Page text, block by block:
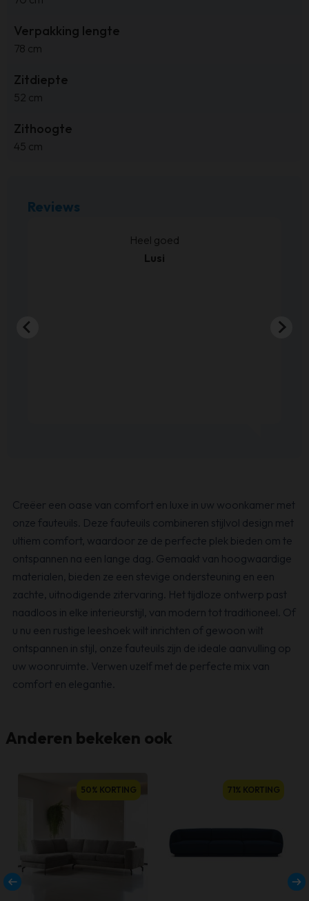
Verpakking lengte
78 cm
Zitdiepte
52 cm
Zithoogte
45 cm
Reviews
Heel goed
Lusi
Creëer een oase van comfort en luxe in uw woonkamer met
onze fauteuils. Deze fauteuils combineren stijlvol design met
ultiem comfort, waardoor ze de perfecte plek bieden om te
ontspannen na een lange dag. Gemaakt van hoogwaardige
materialen, bieden ze een stevige ondersteuning en een
zachte, uitnodigende zitervaring. Het tijdloze ontwerp past
naadloos in elke interieurstijl, van modern tot traditioneel. Of
u nu een rustige leeshoek wilt inrichten of gewoon wilt
ontspannen in stijl, onze fauteuils zijn de ideale aanvulling op
uw woonruimte. Verwen uzelf met de perfecte mix van
comfort en elegantie.
Anderen bekeken ook
50% KORTING 71% KORTING